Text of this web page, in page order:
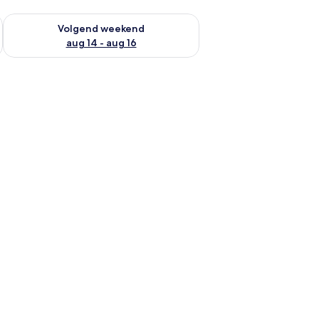
weekend aug 7 - aug 9
Volgend weekend
aug 14 - aug 16
De beschikbaarheid controleren voor volgend weekend aug